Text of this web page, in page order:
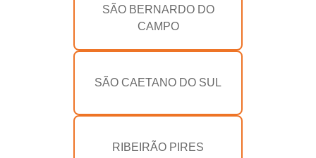
SÃO BERNARDO DO
CAMPO
SÃO CAETANO DO SUL
RIBEIRÃO PIRES